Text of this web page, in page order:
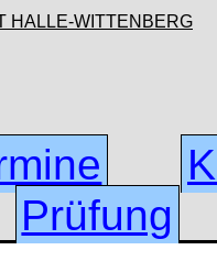
HALLE-WITTENBERG
Prüfung